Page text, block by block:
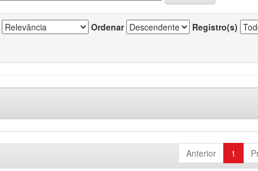
Ordenar Registro(s)
Anterior 1